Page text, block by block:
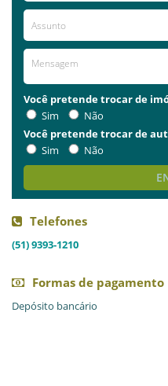
Você pretende trocar de
Sim
Não
Você pretende trocar de
Sim
Não
Telefones
(51) 9393-1210
Formas de pagamento
Depósito bancário